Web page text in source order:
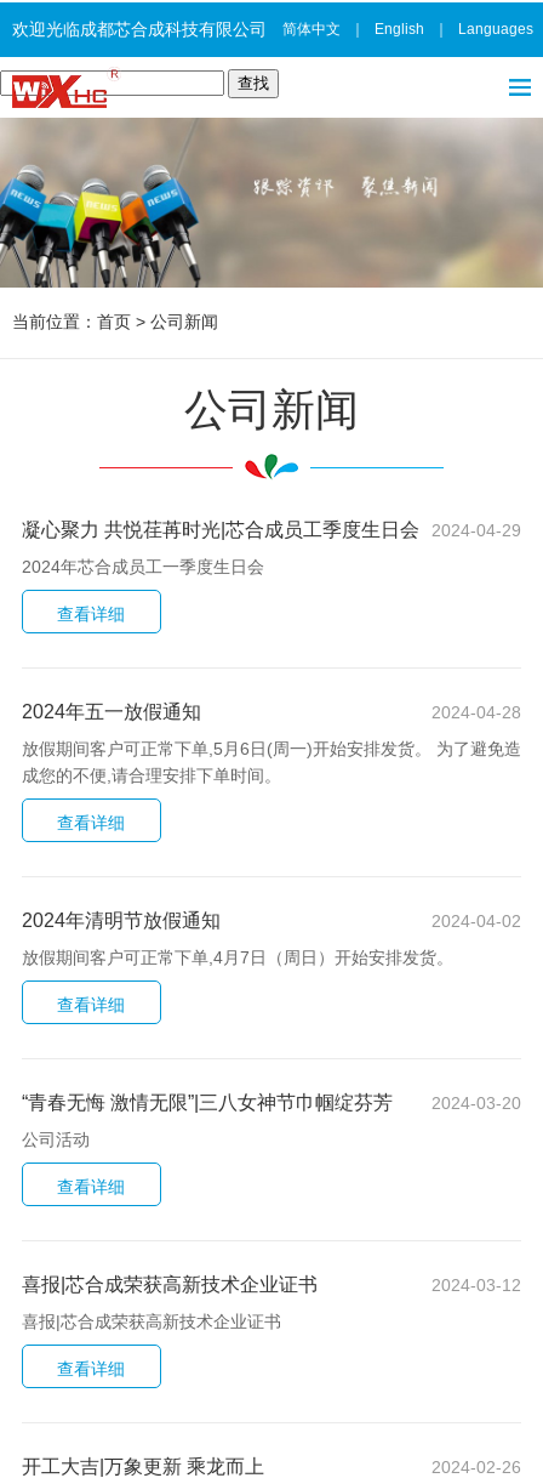
欢迎光临成都芯合成科技有限公司 简体中文 English Languages
当前位置： 首页 > 公司新闻
公司新闻
凝心聚力 共悦荏苒时光|芯合成员工季度生日会
2024-04-29
2024年芯合成员工一季度生日会
2024年五一放假通知
2024-04-28
放假期间客户可正常下单,5月6日(周一)开始安排发货。 为了避免造
成您的不便,请合理安排下单时间。
2024年清明节放假通知
2024-04-02
放假期间客户可正常下单,4月7日（周日）开始安排发货。
“青春无悔 激情无限”|三八女神节巾帼绽芬芳
2024-03-20
公司活动
喜报|芯合成荣获高新技术企业证书
2024-03-12
喜报|芯合成荣获高新技术企业证书
开工大吉|万象更新 乘龙而上
2024-02-26